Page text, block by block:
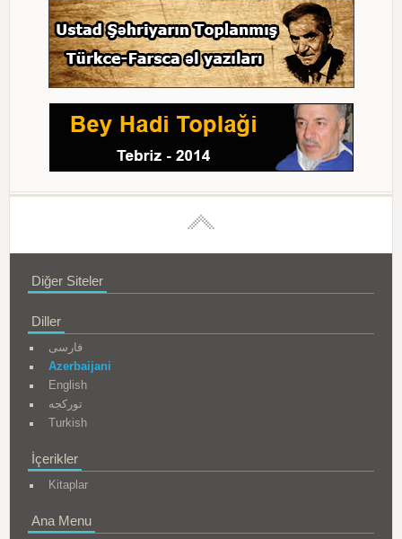
Diğer Siteler
Diller
فارسی
Azerbaijani
English
تورکجه
Turkish
İçerikler
Kitaplar
Ana Menu